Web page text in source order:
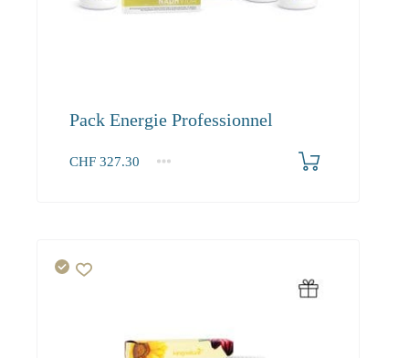
Pack Energie Professionnel
CHF 327.30
1+